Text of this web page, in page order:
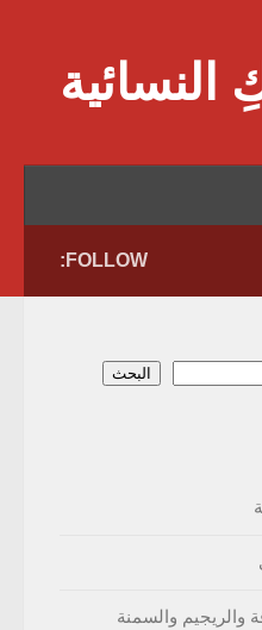
النسائية
FOLLOW:
البحث
والريجيم والسمنة